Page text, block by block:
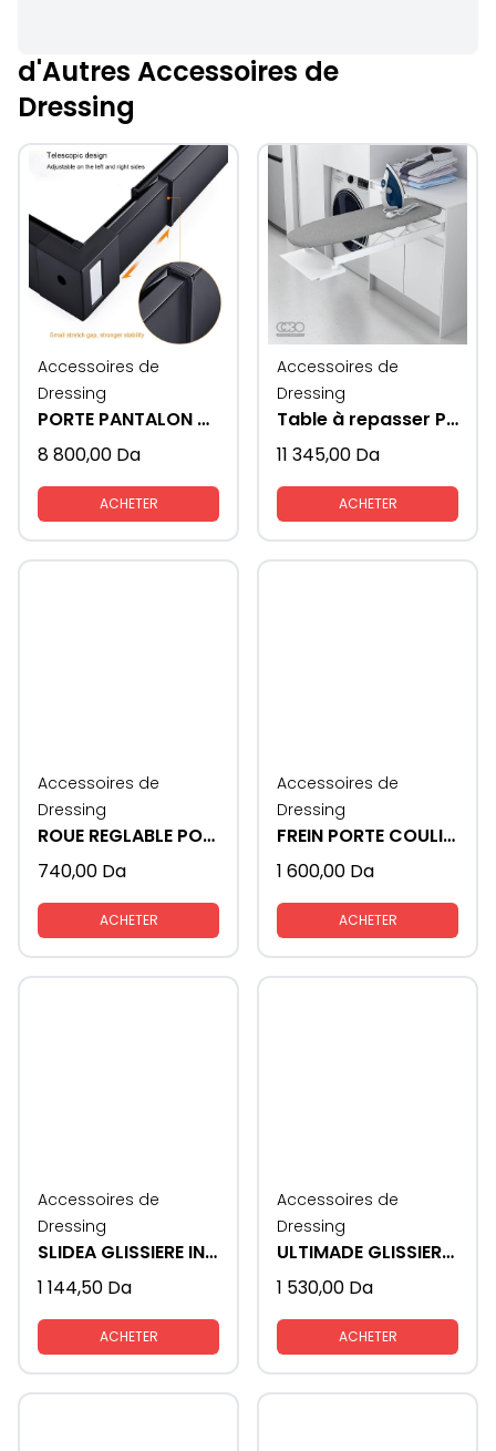
d'Autres Accessoires de
Dressing
Accessoires de
Dressing
PORTE PANTALON COULISSANT
8 800,00 Da
ACHETER
Accessoires de
Dressing
Table à repasser Pliable
11 345,00 Da
ACHETER
Accessoires de
Dressing
ROUE REGLABLE PORTE COULISSANTE SMT 75
740,00 Da
ACHETER
Accessoires de
Dressing
FREIN PORTE COULISSANTE SMT 75
1 600,00 Da
ACHETER
Accessoires de
Dressing
SLIDEA GLISSIERE INVISIBLE
1 144,50 Da
ACHETER
Accessoires de
Dressing
ULTIMADE GLISSIERE SAMET AVEC FREIN
1 530,00 Da
ACHETER